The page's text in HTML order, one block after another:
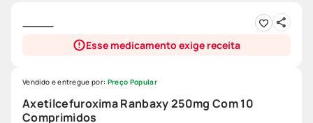
Esse medicamento exige receita
Axetilcefuroxima Ranbaxy 250mg Com 10
Comprimidos
Vendido e entregue por: Preço Popular